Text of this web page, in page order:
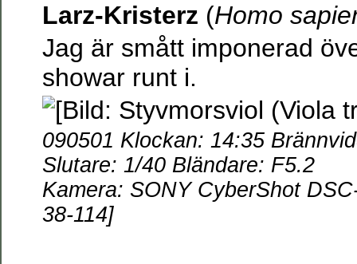
Larz-Kristerz (Homo
Jag är smått imponerad
showar runt i.
090501 Klockan: 14:35
Slutare: 1/40 Bländare: F5.2
Kamera: SONY CyberShot
38-114]